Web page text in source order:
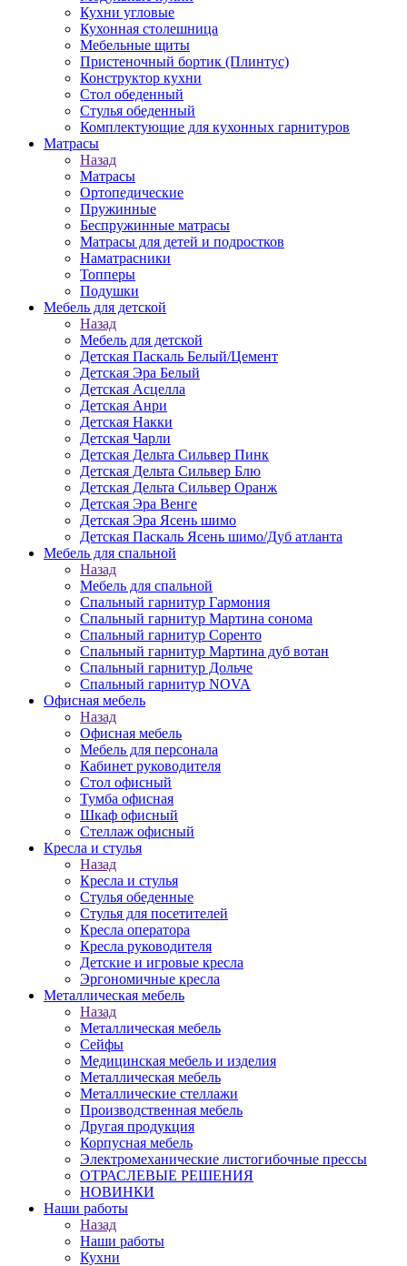
Кухни угловые
Кухонная столешница
Мебельные щиты
Пристеночный бортик (Плинтус)
Конструктор кухни
Стол обеденный
Стулья обеденный
Комплектующие для кухонных гарнитуров
Матраcы
Назад
Матраcы
Ортопедические
Пружинные
Беспружинные матрасы
Матрасы для детей и подростков
Наматрасники
Топперы
Подушки
Мебель для детской
Назад
Мебель для детской
Детская Паскаль Белый/Цемент
Детская Эра Белый
Детская Асцелла
Детская Анри
Детская Накки
Детская Чарли
Детская Дельта Сильвер Пинк
Детская Дельта Сильвер Блю
Детская Дельта Сильвер Оранж
Детская Эра Венге
Детская Эра Ясень шимо
Детская Паскаль Ясень шимо/Дуб атланта
Мебель для спальной
Назад
Мебель для спальной
Спальный гарнитур Гармония
Спальный гарнитур Мартина сонома
Спальный гарнитур Соренто
Спальный гарнитур Мартина дуб вотан
Спальный гарнитур Дольче
Спальный гарнитур NOVA
Офисная мебель
Назад
Офисная мебель
Мебель для персонала
Кабинет руководителя
Стол офисный
Тумба офисная
Шкаф офисный
Стеллаж офисный
Кресла и стулья
Назад
Кресла и стулья
Стулья обеденные
Стулья для посетителей
Кресла оператора
Кресла руководителя
Детские и игровые кресла
Эргономичные кресла
Металлическая мебель
Назад
Металлическая мебель
Сейфы
Медицинская мебель и изделия
Металлическая мебель
Металлические стеллажи
Производственная мебель
Другая продукция
Корпусная мебель
Электромеханические листогибочные прессы
ОТРАСЛЕВЫЕ РЕШЕНИЯ
НОВИНКИ
Наши работы
Назад
Наши работы
Кухни